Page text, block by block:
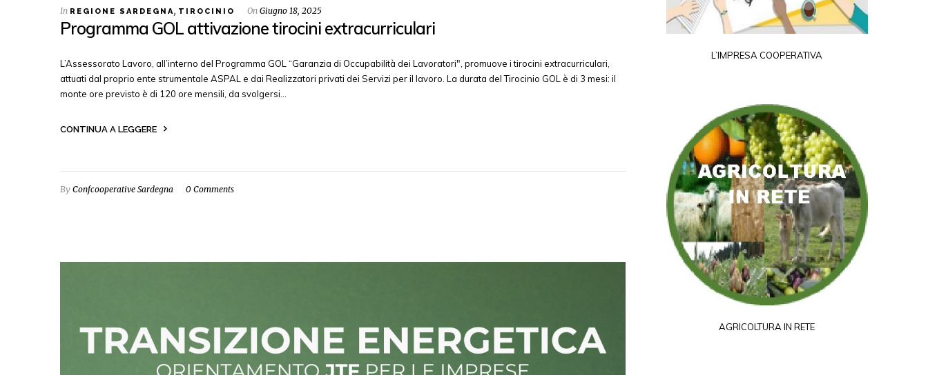
In REGIONE SARDEGNA, TIROCINIO On Giugno 18, 2025
Programma GOL attivazione tirocini extracurriculari
L’Assessorato Lavoro, all’interno del Programma GOL “Garanzia di Occupabilità dei Lavoratori", promuove i tirocini extracurriculari,
attuati dal proprio ente strumentale ASPAL e dai Realizzatori privati dei Servizi per il lavoro. La durata del Tirocinio GOL è di 3 mesi: il
monte ore previsto è di 120 ore mensili, da svolgersi…
CONTINUA A LEGGERE
By Confcooperative Sardegna 0 Comments
L’IMPRESA COOPERATIVA
AGRICOLTURA IN RETE